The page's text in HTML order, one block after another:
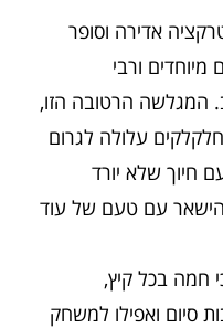
אדירה וסופר
ורבי
הרטובה הזו,
פני 50 מטר חלקלקים עלולה לגרום
חיוך שלא יורד
עם טעם של עוד
חמה בכל קיץ,
סיום ואפילו למשחק